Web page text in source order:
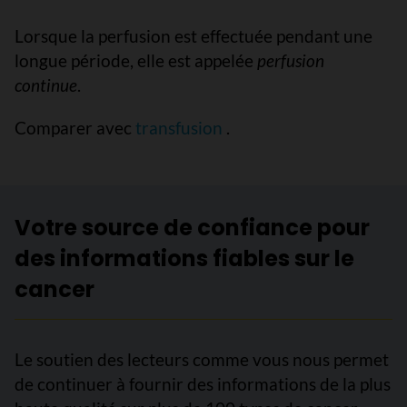
Lorsque la perfusion est effectuée pendant une
longue période, elle est appelée perfusion
continue.
Comparer avec transfusion .
Votre source de confiance pour
des informations fiables sur le
cancer
Le soutien des lecteurs comme vous nous permet
de continuer à fournir des informations de la plus